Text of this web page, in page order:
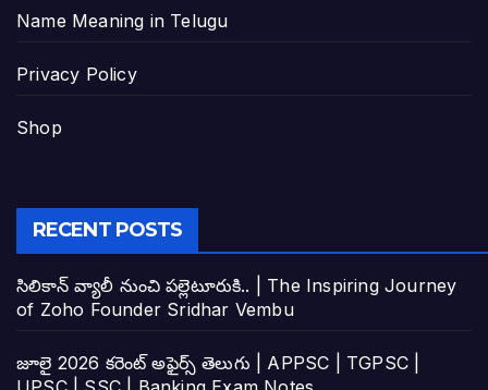
Name Meaning in Telugu
Privacy Policy
Shop
RECENT POSTS
సిలికాన్ వ్యాలీ నుంచి పల్లెటూరుకి.. | The Inspiring Journey
of Zoho Founder Sridhar Vembu
జూలై 2026 కరెంట్ అఫైర్స్ తెలుగు | APPSC | TGPSC |